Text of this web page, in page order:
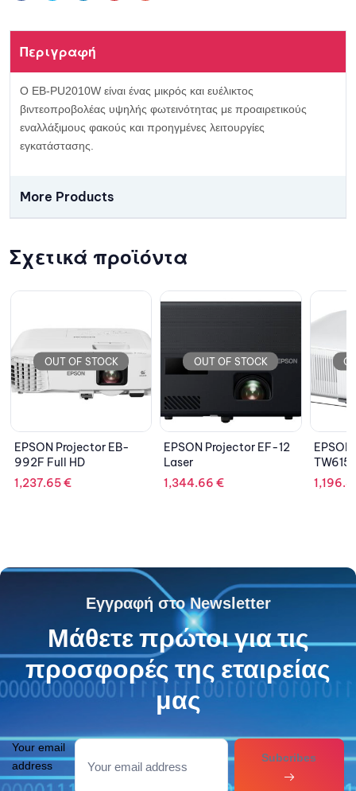
Περιγραφή
Ο EB-PU2010W είναι ένας μικρός και ευέλικτος
βιντεοπροβολέας υψηλής φωτεινότητας με προαιρετικούς
εναλλάξιμους φακούς και προηγμένες λειτουργίες
εγκατάστασης.
More Products
Σχετικά προϊόντα
OUT OF STOCK
EPSON Projector EF-12
Laser
1,344.66
OUT OF STOCK
EPSON Projector EH-
1,196.81
Εγγραφή στο Newsletter
Μάθετε πρώτοι για τις
προσφορές της εταιρείας
μας
Your email
address
Subcribes